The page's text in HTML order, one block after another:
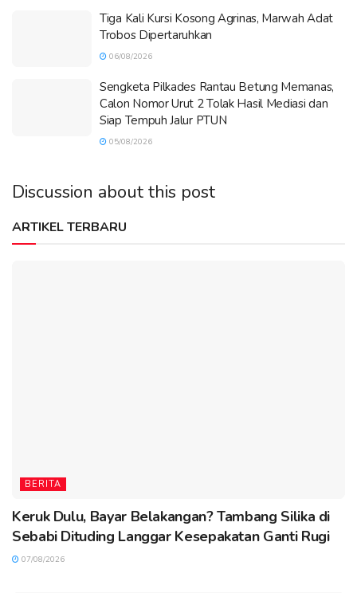
Tiga Kali Kursi Kosong Agrinas, Marwah Adat
Trobos Dipertaruhkan
06/08/2026
Sengketa Pilkades Rantau Betung Memanas,
Calon Nomor Urut 2 Tolak Hasil Mediasi dan
Siap Tempuh Jalur PTUN
05/08/2026
Discussion about this post
ARTIKEL TERBARU
BERITA
Keruk Dulu, Bayar Belakangan? Tambang Silika di
Sebabi Dituding Langgar Kesepakatan Ganti Rugi
07/08/2026